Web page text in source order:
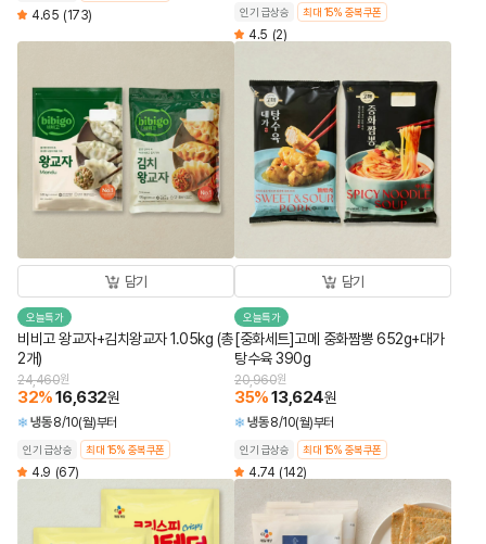
4.65 (173) 인기 급상승 최대 15% 중복쿠폰
4.5 (2)
담기
오늘특가
비비고 왕교자+김치왕교자 1.05kg (총
2개)
24,460원
32%16,632원
냉동 8/10(월)부터
인기 급상승 최대 15% 중복쿠폰
4.9 (67)
담기
오늘특가
[중화세트]고메 중화짬뽕 652g+대가
탕수육 390g
20,960원
35%13,624원
냉동 8/10(월)부터
인기 급상승 최대 15% 중복쿠폰
4.74 (142)